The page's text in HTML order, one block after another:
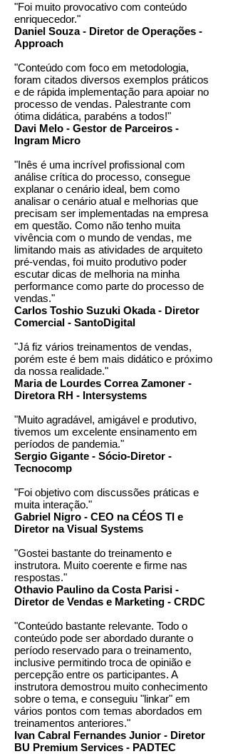
"Foi muito provocativo com conteúdo
enriquecedor."
Daniel Souza - Diretor de Operações -
Approach
"Conteúdo com foco em metodologia,
foram citados diversos exemplos práticos
e de rápida implementação para apoiar no
processo de vendas. Palestrante com
ótima didática, parabéns a todos!"
Davi Melo - Gestor de Parceiros -
Ingram Micro
"Inês é uma incrível profissional com
análise crítica do processo, consegue
explanar o cenário ideal, bem como
analisar o cenário atual e melhorias que
precisam ser implementadas na empresa
em questão. Como não tenho muita
vivência com o mundo de vendas, me
limitando mais as atividades de arquiteto
pré-vendas, foi muito produtivo poder
escutar dicas de melhoria na minha
performance como parte do processo de
vendas."
Carlos Toshio Suzuki Okada - Diretor
Comercial - SantoDigital
"Já fiz vários treinamentos de vendas,
porém este é bem mais didático e próximo
da nossa realidade."
Maria de Lourdes Correa Zamoner -
Diretora RH - Intersystems
"Muito agradável, amigável e produtivo,
tivemos um excelente ensinamento em
períodos de pandemia."
Sergio Gigante - Sócio-Diretor -
Tecnocomp
"Foi objetivo com discussões práticas e
muita interação."
Gabriel Nigro - CEO na CÉOS TI e
Diretor na Visual Systems
"Gostei bastante do treinamento e
instrutora. Muito coerente e firme nas
respostas."
Othavio Paulino da Costa Parisi -
Diretor de Vendas e Marketing - CRDC
"Conteúdo bastante relevante. Todo o
conteúdo pode ser abordado durante o
período reservado para o treinamento,
inclusive permitindo troca de opinião e
percepção entre os participantes. A
instrutora demostrou muito conhecimento
sobre o tema, e conseguiu "linkar" em
vários pontos com temas abordados em
treinamentos anteriores."
Ivan Cabral Fernandes Junior - Diretor
BU Premium Services - PADTEC